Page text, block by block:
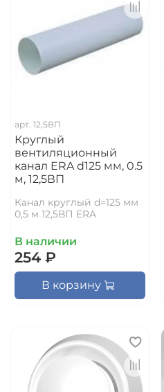
арт. 12,5ВП
Круглый
вентиляционный
канал ERA d125 мм, 0.5
м, 12,5ВП
Канал круглый d=125 мм
0,5 м 12,5ВП ERA
В наличии
254 ₽
В корзину